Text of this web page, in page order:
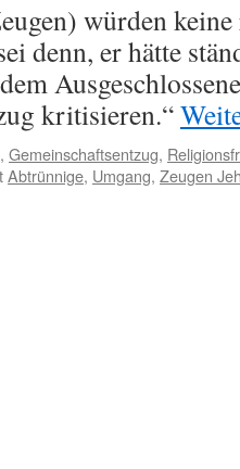
würden
denn, er hätte
kritisieren.“
, Gemeinschaftsentzug,
Abtrünnige, Umgang, Zeugen